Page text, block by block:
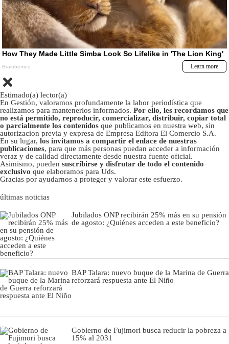
Estimado(a) lector(a)
En Gestión, valoramos profundamente la labor periodística que
realizamos para mantenerlos informados. Por ello, les recordamos que
no está permitido, reproducir, comercializar, distribuir, copiar total
o parcialmente los contenidos que publicamos en nuestra web, sin
autorizacion previa y expresa de Empresa Editora El Comercio S.A.
En su lugar, los invitamos a compartir el enlace de nuestras
publicaciones, para que más personas puedan acceder a información
veraz y de calidad directamente desde nuestra fuente oficial.
Asimismo, pueden suscribirse y disfrutar de todo el contenido
exclusivo que elaboramos para Uds.
Gracias por ayudarnos a proteger y valorar este esfuerzo.
últimas noticias
Jubilados ONP recibirán 25% más en su pensión
de agosto: ¿Quiénes acceden a este beneficio?
BAP Talara: nuevo buque de la Marina de Guerra
reforzará respuesta ante El Niño
Gobierno de Fujimori busca reducir la pobreza a
15% al 2031